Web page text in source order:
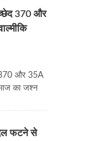
370 और
और 35A
का जश्न
फटने से